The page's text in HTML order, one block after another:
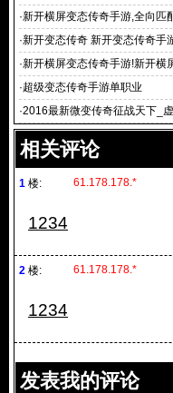
年4月19日
·新开横屏变态传奇手游,全向匹
屏变态传
·新开变态传奇 新开变态传奇手
就推荐大家
·新开横屏变态传奇手游!新开横
奇sf发布网特
·超级变态传奇手游单职业
·2016最新微变传奇征战天下_
奇中
相关评论
1 楼: 61.178.178.*
1234
2 楼: 61.178.178.*
1234
发表我的评论